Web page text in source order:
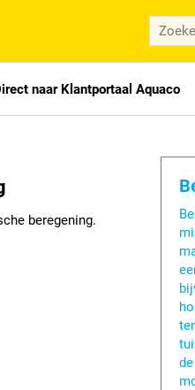
naar Klantportaal Aquaco
beregening.